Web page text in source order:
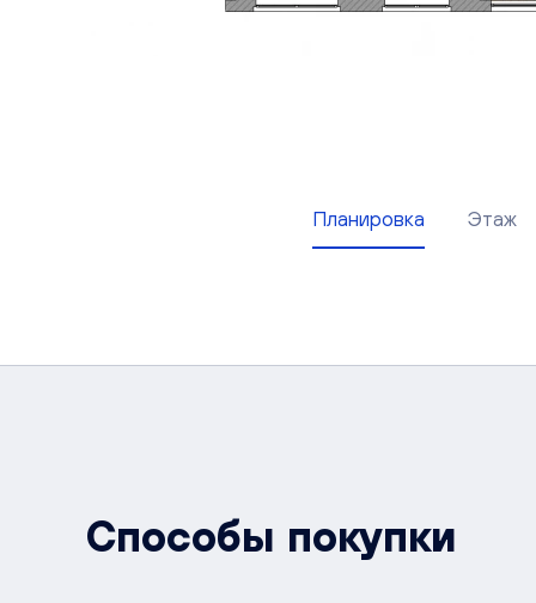
Планировка Этаж
Способы покупки